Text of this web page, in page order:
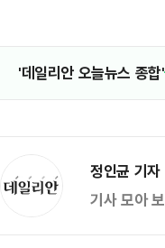
'데일리안 오늘뉴스 종합'
정인균 기
기사 모아